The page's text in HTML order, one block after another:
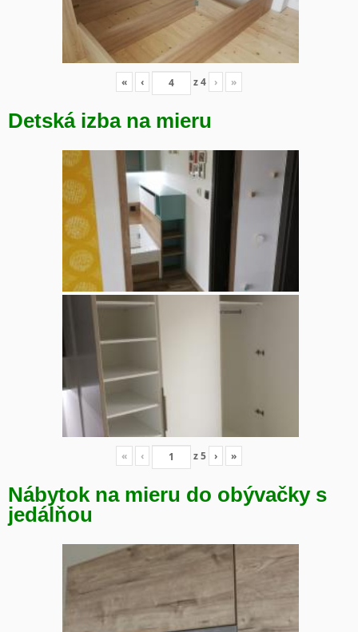
« ‹ z4 › »
Detská izba na mieru
« ‹ z5 › »
Nábytok na mieru do obývačky s
jedálňou